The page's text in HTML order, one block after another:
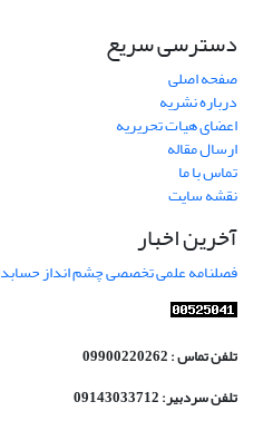
دسترسی سریع
صفحه اصلی
درباره نشریه
اعضای هیات تحریریه
ارسال مقاله
تماس با ما
نقشه سایت
آخرین اخبار
فصلنامه علمی تخصصی چشم انداز
تلفن تماس : 09900220262
تلفن سردبیر: 09143033712